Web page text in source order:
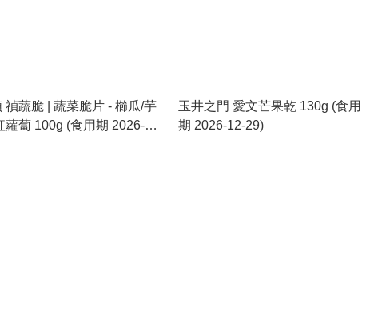
禎蔬脆 | 蔬菜脆片 - 櫛瓜/芋
蘿蔔 100g (食用期 2026-
玉井之門 愛文芒果乾 130g (食用
期 2026-12-29)